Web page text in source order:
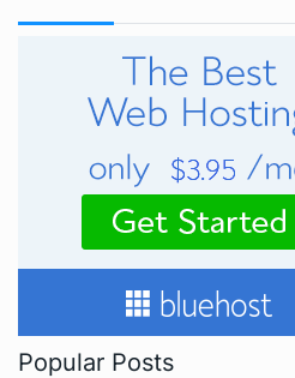
Popular Posts